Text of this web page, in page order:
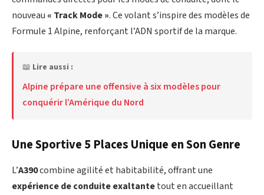
nouveau « Track Mode ». Ce volant s’inspire des modèles de
Formule 1 Alpine, renforçant l’ADN sportif de la marque.
📖 Lire aussi :
Alpine prépare une offensive à six modèles pour
conquérir l’Amérique du Nord
Une Sportive 5 Places Unique en Son Genre
L’A390combine agilité et habitabilité, offrant une
expérience de conduite exaltantetout en accueillant